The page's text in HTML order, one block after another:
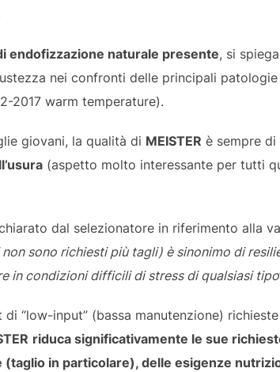
endofizzazione naturale presente, si
nei confronti delle principali
2017 warm temperature).
giovani, la qualità di MEISTER è sempre
(aspetto molto interessante per tutti
dal selezionatore in riferimento alla
sono richiesti più tagli) è sinonimo di
in condizioni difficili di stress di qualsiasi tipo
“low-input” (bassa manutenzione)
riduca significativamente le sue
(taglio in particolare), delle esigenze